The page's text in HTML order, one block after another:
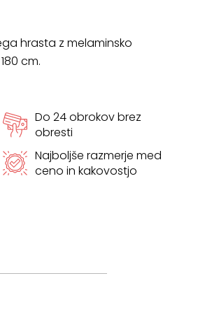
hrasta z melaminsko
cm.
Do 24 obrokov brez
obresti
Najboljše razmerje med
ceno in kakovostjo